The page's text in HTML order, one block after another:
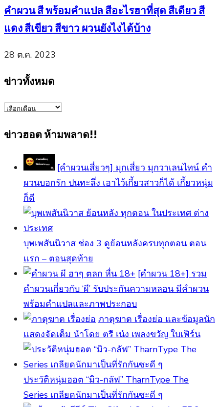
คำผวน สี พร้อมคำแปล สีอะไรฮาที่สุด สีเดียว สี
แดง สีเขียว สีขาว ผวนยังไงได้บ้าง
28 ต.ค. 2023
ข่าวทั้งหมด
ข่าว
ข่าวฮอต ห้ามพลาด!!
[คำผวนเสี่ยวๆ] มุกเสี่ยว มุกวาเลนไทน์ คำ
ผวนบอกรัก ปนทะลึ่ง เอาไว้เกี้ยวสาวก็ได้ เกี้ยวหนุ่ม
ก็ดี
บุพเพสันนิวาส ช่อง 3 ดูย้อนหลังครบทุกตอน ตอน
แรก – ตอนสุดท้าย
[คําผวน 18+] รวม
คำผวนเกี่ยวกับ ‘ผี’ รับประกันความหลอน มีคำผวน
พร้อมคำแปลและภาพประกอบ
ภาตุฆาต เรื่องย่อ และข้อมูลนัก
แสดงจัดเต็ม นำโดย ตรี เน๋ง เพลงขวัญ ใบเฟิร์น
ประวัติหนุ่มฮอต “มิว-กลัฟ” TharnType The
Series เกลียดนักมาเป็นที่รักกันซะดี ๆ